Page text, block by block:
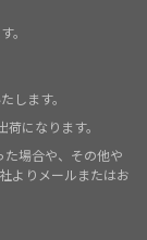
。
します。
になります。
場合や、その他や
よりメールまたはお